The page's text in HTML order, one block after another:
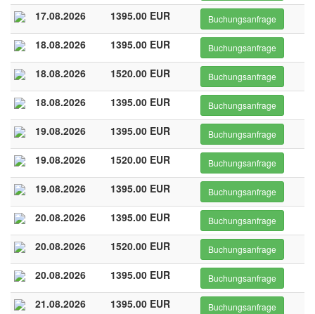
17.08.2026 1395.00 EUR Buchungsanfrage
18.08.2026 1395.00 EUR Buchungsanfrage
18.08.2026 1520.00 EUR Buchungsanfrage
18.08.2026 1395.00 EUR Buchungsanfrage
19.08.2026 1395.00 EUR Buchungsanfrage
19.08.2026 1520.00 EUR Buchungsanfrage
19.08.2026 1395.00 EUR Buchungsanfrage
20.08.2026 1395.00 EUR Buchungsanfrage
20.08.2026 1520.00 EUR Buchungsanfrage
20.08.2026 1395.00 EUR Buchungsanfrage
21.08.2026 1395.00 EUR Buchungsanfrage